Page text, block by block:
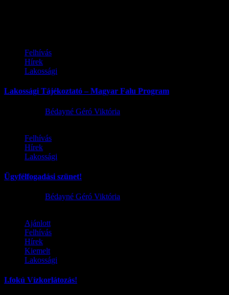
Felhívás
Hírek
Lakossági
Lakossági Tájékoztató – Magyar Falu Program
Bédayné Géró Viktória
Felhívás
Hírek
Lakossági
Ügyfélfogadási szünet!
Bédayné Géró Viktória
Ajánlott
Felhívás
Hírek
Kiemelt
Lakossági
I.fokú Vízkorlátozás!